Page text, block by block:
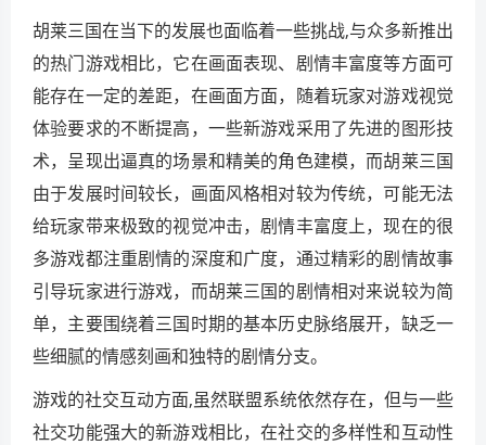
胡莱三国在当下的发展也面临着一些挑战,与众多新推出
的热门游戏相比，它在画面表现、剧情丰富度等方面可
能存在一定的差距，在画面方面，随着玩家对游戏视觉
体验要求的不断提高，一些新游戏采用了先进的图形技
术，呈现出逼真的场景和精美的角色建模，而胡莱三国
由于发展时间较长，画面风格相对较为传统，可能无法
给玩家带来极致的视觉冲击，剧情丰富度上，现在的很
多游戏都注重剧情的深度和广度，通过精彩的剧情故事
引导玩家进行游戏，而胡莱三国的剧情相对来说较为简
单，主要围绕着三国时期的基本历史脉络展开，缺乏一
些细腻的情感刻画和独特的剧情分支。
游戏的社交互动方面,虽然联盟系统依然存在，但与一些
社交功能强大的新游戏相比，在社交的多样性和互动性